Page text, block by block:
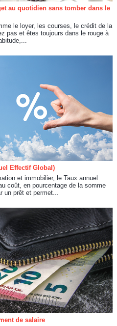
au quotidien sans tomber dans le
le loyer, les courses, le crédit de la
pas et êtes toujours dans le rouge à
Effectif Global)
et immobilier, le Taux annuel
coût, en pourcentage de la somme
un prêt et permet...
de salaire